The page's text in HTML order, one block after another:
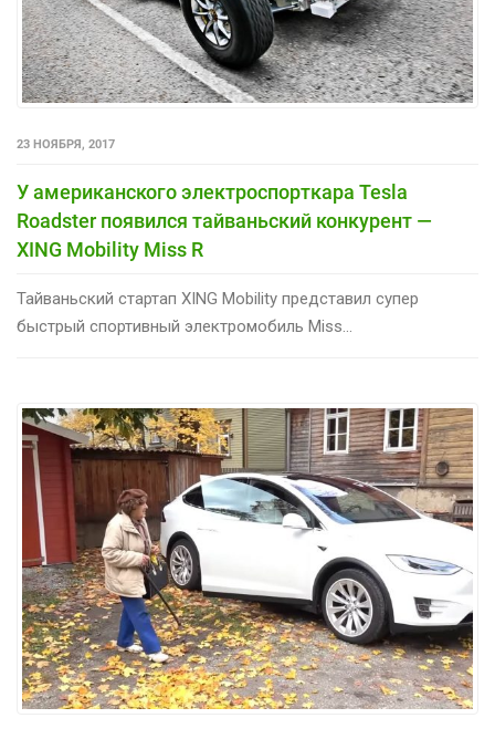
23 НОЯБРЯ, 2017
У американского электроспорткара Tesla
Roadster появился тайваньский конкурент —
XING Mobility Miss R
Тайваньский стартап XING Mobility представил супер
быстрый спортивный электромобиль Miss...